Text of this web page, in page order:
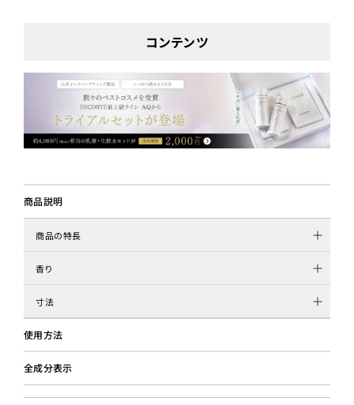
コンテンツ
商品説明
商品の特長
香り
寸法
使用方法
全成分表示